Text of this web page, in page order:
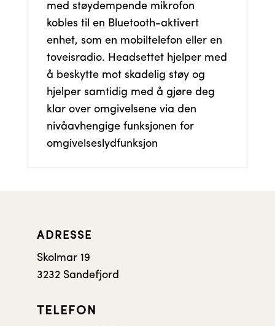
med støydempende mikrofon
kobles til en Bluetooth-aktivert
enhet, som en mobiltelefon eller en
toveisradio. Headsettet hjelper med
å beskytte mot skadelig støy og
hjelper samtidig med å gjøre deg
klar over omgivelsene via den
nivåavhengige funksjonen for
omgivelseslydfunksjon
ADRESSE
Skolmar 19
3232 Sandefjord
TELEFON